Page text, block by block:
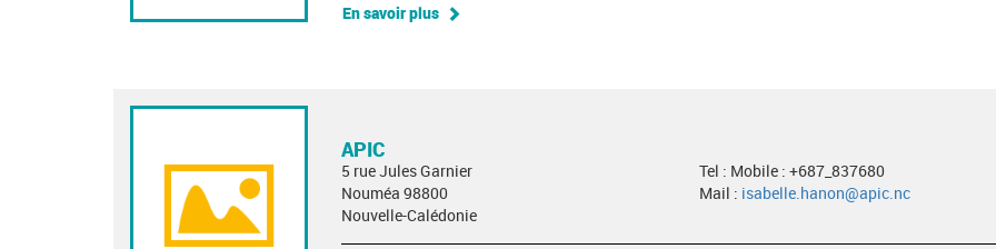
En savoir plus
APIC
5 rue Jules Garnier
Nouméa 98800
Nouvelle-Calédonie
Tel : Mobile : +687_837680
Mail : isabelle.hanon@apic.nc